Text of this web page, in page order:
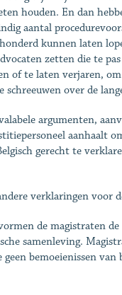
houden. En dan
aantal
kunnen laten
zetten die te
of te laten verjaren,
schreeuwen over de
argumenten,
aanhaalt
gerecht te
verklaringen voor
de magistraten de
samenleving.
geen bemoeienissen van